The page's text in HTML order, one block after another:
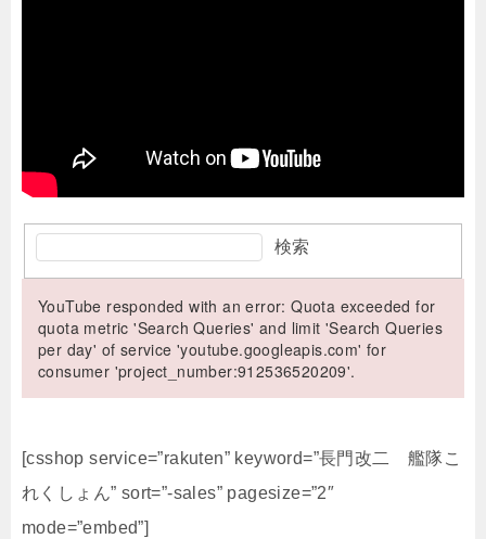
検索
YouTube responded with an error: Quota exceeded for
quota metric 'Search Queries' and limit 'Search Queries
per day' of service 'youtube.googleapis.com' for
consumer 'project_number:912536520209'.
[csshop service=”rakuten” keyword=”長門改二 艦隊こ
れくしょん” sort=”-sales” pagesize=”2″
mode=”embed”]